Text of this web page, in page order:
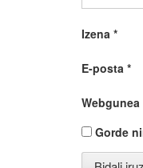
Izena *
E-posta *
Webgunea
Gorde